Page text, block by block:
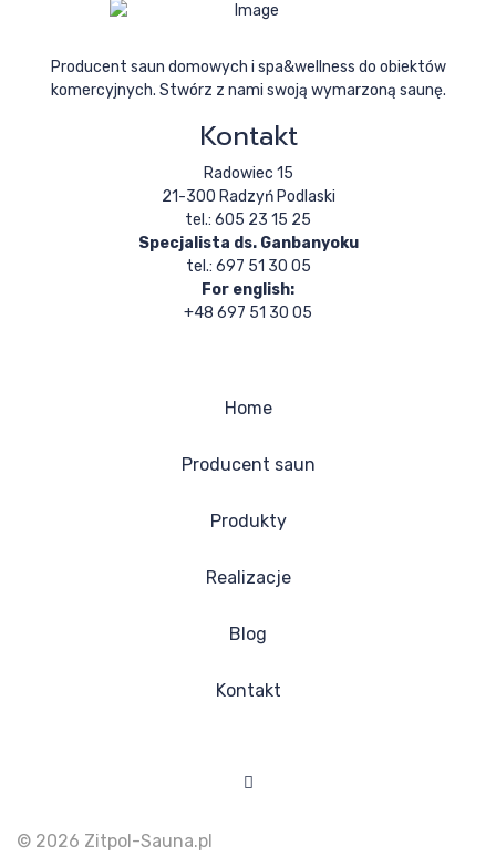
Producent saun domowych i spa&wellness do obiektów
komercyjnych. Stwórz z nami swoją wymarzoną saunę.
Kontakt
Radowiec 15
21-300 Radzyń Podlaski
tel.: 605 23 15 25
Specjalista ds. Ganbanyoku
tel.: 697 51 30 05
For english:
+48 697 51 30 05
Home
Producent saun
Produkty
Realizacje
Blog
Kontakt
Facebook
© 2026 Zitpol-Sauna.pl